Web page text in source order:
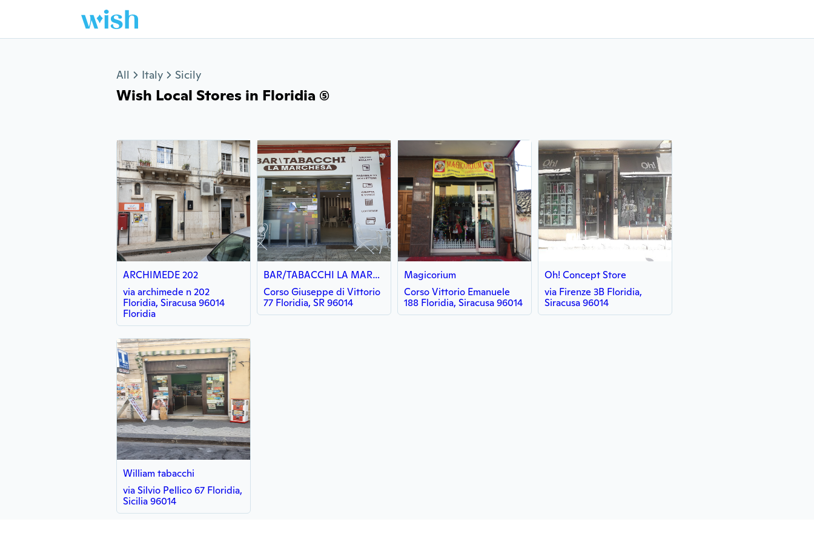
All Italy Sicily
Wish Local Stores in Floridia (5)
ARCHIMEDE 202
via archimede n 202
Floridia, Siracusa 96014
Floridia
BAR/TABACCHI LA MARCHESA
Corso Giuseppe di Vittorio
77 Floridia, SR 96014
Magicorium
Corso Vittorio Emanuele
188 Floridia, Siracusa 96014
Oh! Concept Store
via Firenze 3B Floridia,
Siracusa 96014
William tabacchi
via Silvio Pellico 67 Floridia,
Sicilia 96014